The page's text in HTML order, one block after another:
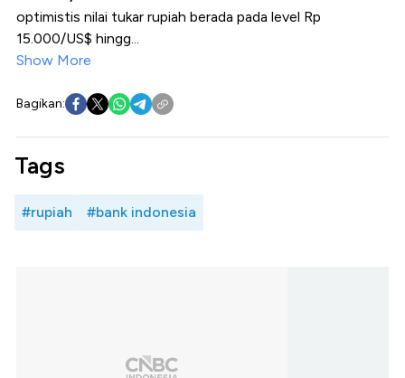
optimistis nilai tukar rupiah berada pada level Rp
15.000/US$ hingg...
Show More
Bagikan:
Tags
#rupiah #bank indonesia